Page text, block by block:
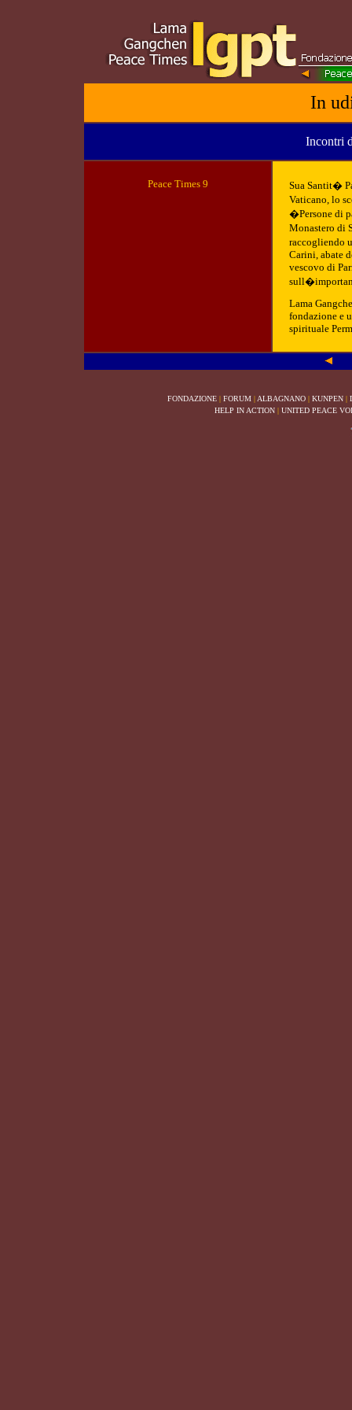
In
Incontri
Peace Times 9
Sua Santit�
Vaticano, lo
�Persone di
Monastero di
raccogliendo
Carini, abate
vescovo di
Lama
fondazione e
spirituale
FONDAZIONE | FORUM | ALBAGNANO | KUNPEN |
HELP IN ACTION | UNITED PEACE